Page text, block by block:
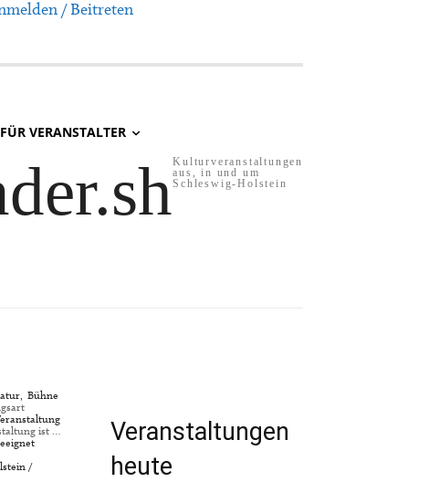
/ Beitreten
FÜR VERANSTALTER
Kulturveranstaltungen
aus, in und um
Schleswig-Holstein
Bühne
ist …
/
Veranstaltungen
heute